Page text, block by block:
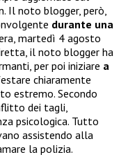
Il noto blogger, però,
durante una
martedì 4 agosto
il noto blogger ha
per poi iniziare a
chiaramente
estremo. Secondo
dei tagli,
psicologica. Tutto
assistendo alla
la polizia.